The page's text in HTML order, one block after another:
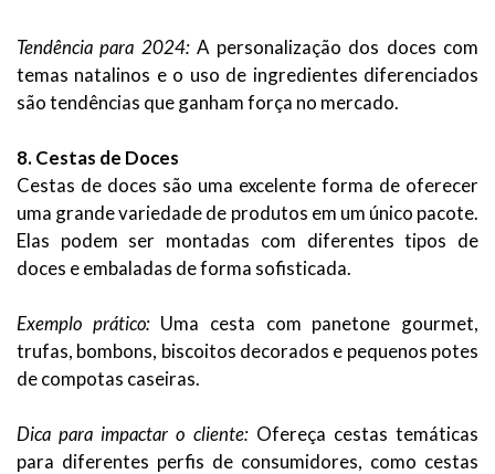
Tendência para 2024:A personalização dos doces com
temas natalinos e o uso de ingredientes diferenciados
são tendências que ganham força no mercado.
8. Cestas de Doces
Cestas de doces são uma excelente forma de oferecer
uma grande variedade de produtos em um único pacote.
Elas podem ser montadas com diferentes tipos de
doces e embaladas de forma sofisticada.
Exemplo prático:Uma cesta com panetone gourmet,
trufas, bombons, biscoitos decorados e pequenos potes
de compotas caseiras.
Dica para impactar o cliente: Ofereça cestas temáticas
para diferentes perfis de consumidores, como cestas